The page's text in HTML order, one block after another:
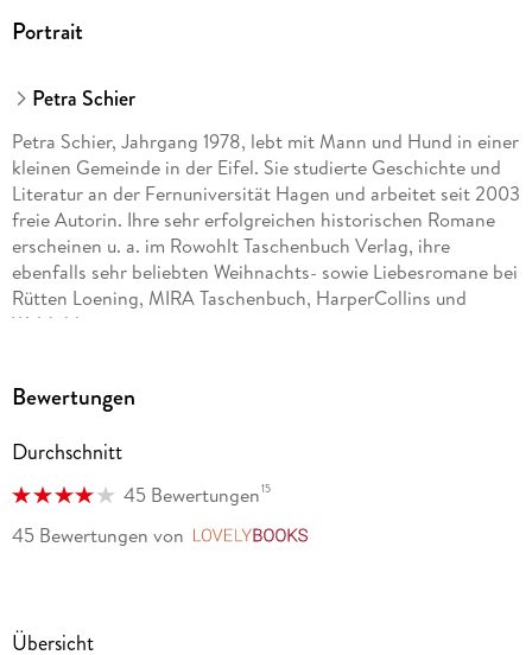
Portrait
Petra Schier
Petra Schier, Jahrgang 1978, lebt mit Mann und Hund in einer
kleinen Gemeinde in der Eifel. Sie studierte Geschichte und
Literatur an der Fernuniversität Hagen und arbeitet seit 2003
freie Autorin. Ihre sehr erfolgreichen historischen Romane
erscheinen u. a. im Rowohlt Taschenbuch Verlag, ihre
ebenfalls sehr beliebten Weihnachts- sowie Liebesromane bei
Rütten Loening, MIRA Taschenbuch, HarperCollins und
Weltbild.
Bewertungen
Durchschnitt
45 Bewertungen15
45 Bewertungen von
Übersicht